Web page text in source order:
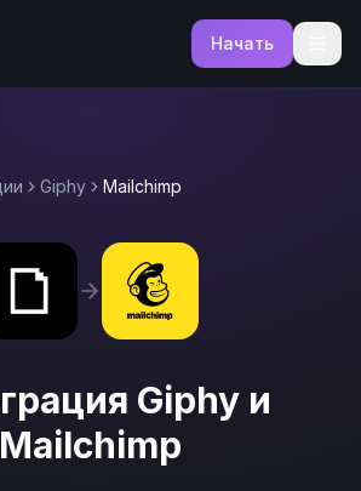
Начать
Giphy Mailchimp
Giphy и
Mailchimp